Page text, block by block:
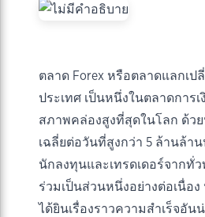
ตลาด Forex หรือตลาดแลกเป
ประเทศ เป็นหนึ่งในตลาดการ
สภาพคล่องสูงที่สุดในโลก ด้ว
เฉลี่ยต่อวันที่สูงกว่า 5 ล้านล้า
นักลงทุนและเทรดเดอร์จากทั่
ร่วมเป็นส่วนหนึ่งอย่างต่อเนื่อง
ได้ยินเรื่องราวความสำเร็จอัน